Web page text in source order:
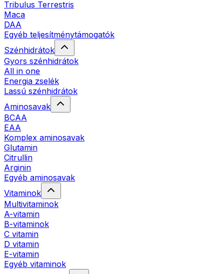
Tribulus Terrestris
Maca
DAA
Egyéb teljesítménytámogatók
Szénhidrátok
Gyors szénhidrátok
All in one
Energia zselék
Lassú szénhidrátok
Aminosavak
BCAA
EAA
Komplex aminosavak
Glutamin
Citrullin
Arginin
Egyéb aminosavak
Vitaminok
Multivitaminok
A-vitamin
B-vitaminok
C vitamin
D vitamin
E-vitamin
Egyéb vitaminok